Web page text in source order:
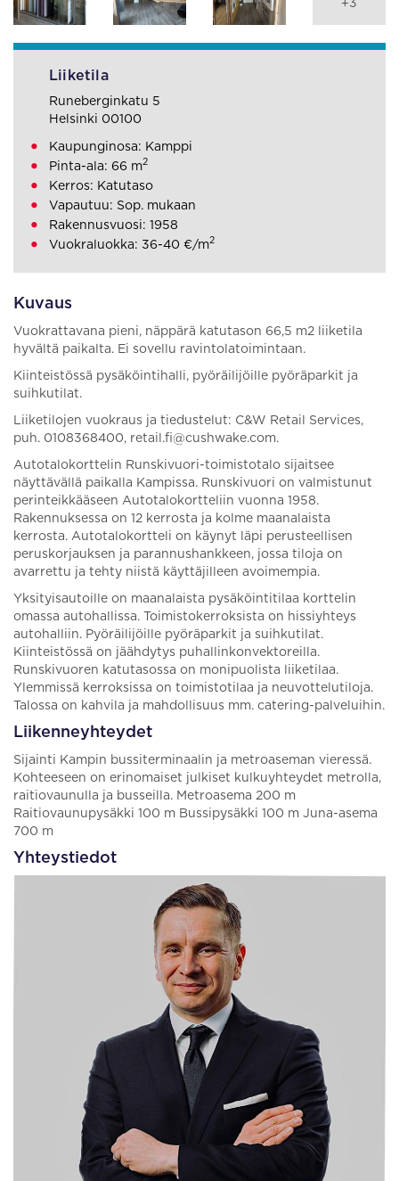
Kuvaus
Vuokrattavana pieni, näppärä katutason 66,5 m2 liiketila
hyvältä paikalta. Ei sovellu ravintolatoimintaan.
Kiinteistössä pysäköintihalli, pyöräilijöille pyöräparkit ja
suihkutilat.
Liiketilojen vuokraus ja tiedustelut: C&W Retail Services,
puh. 0108368400, retail.fi@cushwake.com.
Autotalokorttelin Runskivuori-toimistotalo sijaitsee
näyttävällä paikalla Kampissa. Runskivuori on valmistunut
perinteikkääseen Autotalokortteliin vuonna 1958.
Rakennuksessa on 12 kerrosta ja kolme maanalaista
kerrosta. Autotalokortteli on käynyt läpi perusteellisen
peruskorjauksen ja parannushankkeen, jossa tiloja on
avarrettu ja tehty niistä käyttäjilleen avoimempia.
Yksityisautoille on maanalaista pysäköintitilaa korttelin
omassa autohallissa. Toimistokerroksista on hissiyhteys
autohalliin. Pyöräilijöille pyöräparkit ja suihkutilat.
Kiinteistössä on jäähdytys puhallinkonvektoreilla.
Runskivuoren katutasossa on monipuolista liiketilaa.
Ylemmissä kerroksissa on toimistotilaa ja neuvottelutiloja.
Talossa on kahvila ja mahdollisuus mm. catering-palveluihin.
Liikenneyhteydet
Sijainti Kampin bussiterminaalin ja metroaseman vieressä.
Kohteeseen on erinomaiset julkiset kulkuyhteydet metrolla,
raitiovaunulla ja busseilla. Metroasema 200 m
Raitiovaunupysäkki 100 m Bussipysäkki 100 m Juna-asema
700 m
Yhteystiedot
+3
Liiketila
Runeberginkatu 5
Helsinki 00100
Kaupunginosa: Kamppi
Pinta-ala: 66 m2
Kerros: Katutaso
Vapautuu: Sop. mukaan
Rakennusvuosi: 1958
Vuokraluokka: 36-40 €/m2